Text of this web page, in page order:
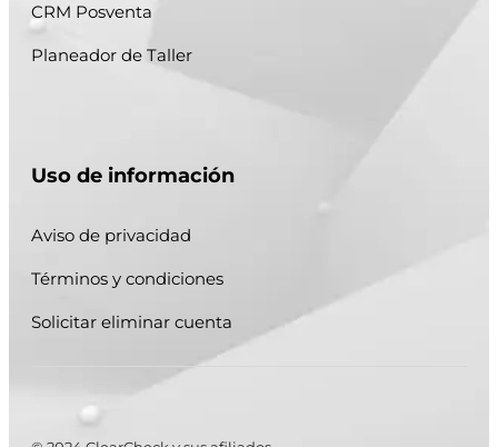
CRM Posventa
Planeador de Taller
Uso de información
Aviso de privacidad
Términos y condiciones
Solicitar eliminar cuenta